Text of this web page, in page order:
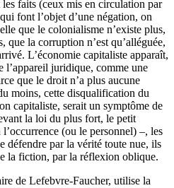
faits (ceux mis en circulation par
font l’objet d’une négation, on
que le colonialisme n’existe plus,
que la corruption n’est qu’alléguée,
L’économie capitaliste apparaît,
l’appareil juridique, comme une
que le droit n’a plus aucune
moins, cette disqualification du
capitaliste, serait un symptôme de
la loi du plus fort, le petit
(ou le personnel) –, les
défendre par la vérité toute nue, ils
la fiction, par la réflexion oblique.
de Lefebvre-Faucher, utilise la